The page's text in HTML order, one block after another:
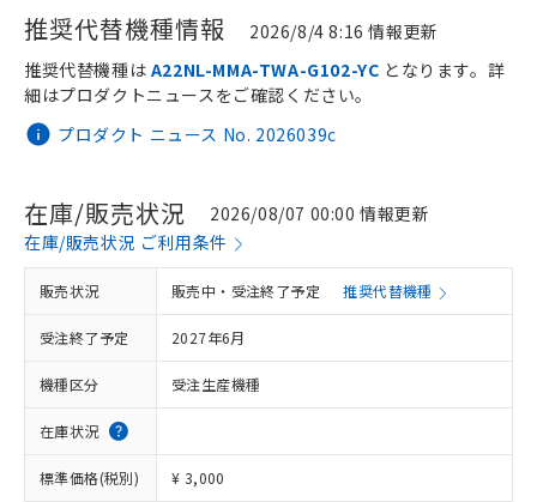
推奨代替機種情報 2026/8/4 8:16 情報更新
プロダクト ニュース No. 2026039c
推奨代替機種は A22NL-MMA-TWA-G102-YC となります。詳
細はプロダクトニュースをご確認ください。
在庫/販売状況
2026/08/07 00:00 情報更新
在庫/販売状況 ご利用条件
販売状況 販売中・受注終了予定 推奨代替機種
受注終了予定 2027年6月
機種区分 受注生産機種
在庫状況
標準価格(税別) ¥ 3,000